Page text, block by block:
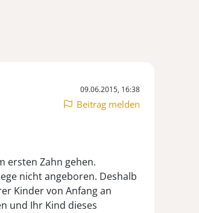
09.06.2015, 16:38
Beitrag melden
ersten Zahn gehen.
nicht angeboren. Deshalb
Kinder von Anfang an
und Ihr Kind dieses